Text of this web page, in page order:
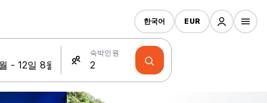
숙박인원
한국어 EUR